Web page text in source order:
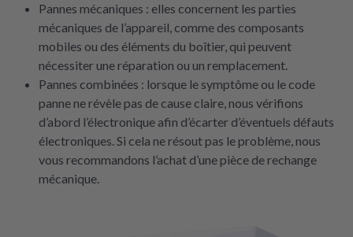
Pannes mécaniques : elles concernent les parties
mécaniques de l’appareil, comme des composants
mobiles ou des éléments du boîtier, qui peuvent
nécessiter une réparation ou un remplacement.
Pannes combinées : lorsque le symptôme ou le code
panne ne révèle pas de cause claire, nous vérifions
d’abord l’électronique afin d’écarter d’éventuels défauts
électroniques. Si cela ne résout pas le problème, nous
vous recommandons l’achat d’une pièce de rechange
mécanique.